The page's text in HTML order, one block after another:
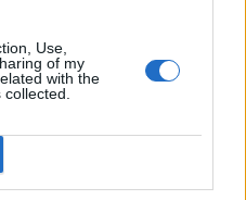
Use,
of my
with the
stop disparaît
2026